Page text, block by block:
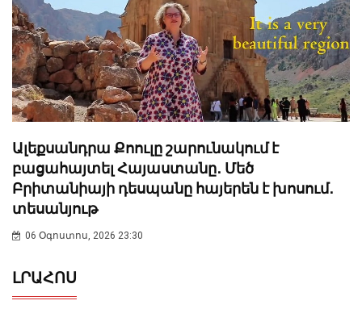
Ալեքսանդրա Քոուլը շարունակում է
բացահայտել Հայաստանը․ Մեծ
Բրիտանիայի դեսպանը հայերեն է խոսում․
տեսանյութ
06 Օգոստոս, 2026 23:30
ԼՐԱՀՈՍ